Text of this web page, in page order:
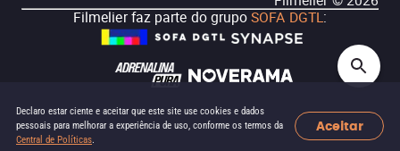
Declaro estar ciente e aceitar que este site use cookies e dados
pessoais para melhorar a experiência de uso, conforme os termos da
Central de Políticas.
Aceitar
Filmelier faz parte do grupoSOFA DGTL: